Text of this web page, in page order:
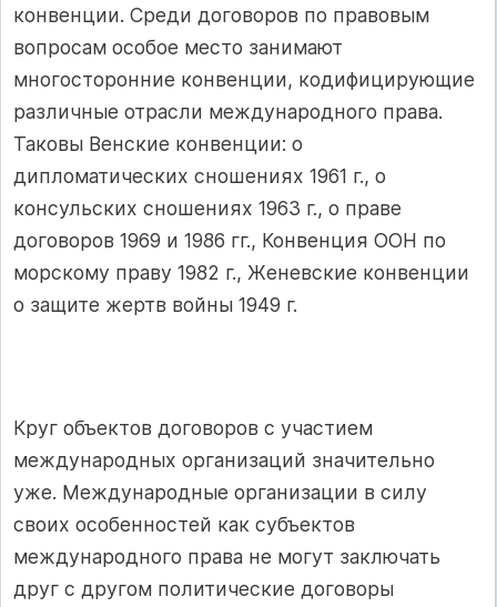
конвенции. Среди договоров по правовым
вопросам особое место занимают
многосторонние конвенции, кодифицирующие
различные отрасли международного права.
Таковы Венские конвенции: о
дипломатических сношениях 1961 г., о
консульских сношениях 1963 г., о праве
договоров 1969 и 1986 гг., Конвенция ООН по
морскому праву 1982 г., Женевские конвенции
о защите жертв войны 1949 г.
Круг объектов договоров с участием
международных организаций значительно
уже. Международные организации в силу
своих особенностей как субъектов
международного права не могут заключать
друг с другом политические договоры